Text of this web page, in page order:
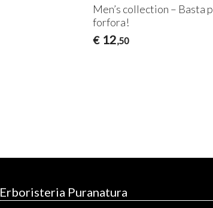
Men’s collection – Basta
forfora!
€ 12,50
Erboristeria Puranatura